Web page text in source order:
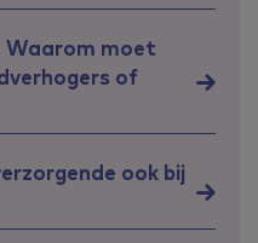
Waarom moet
of
ook bij